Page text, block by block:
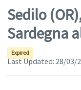
Tools
Help(apre in una
Sedilo
Sardegna
Expired
Last Updated: 28/03/